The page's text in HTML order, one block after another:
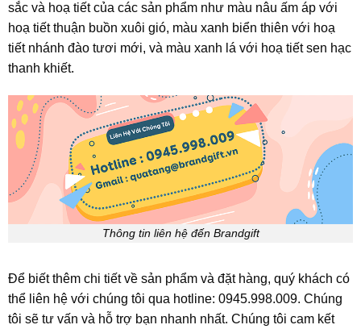
sắc và hoạ tiết của các sản phẩm như màu nâu ấm áp với
hoạ tiết thuận buồn xuôi gió, màu xanh biển thiên với hoạ
tiết nhánh đào tươi mới, và màu xanh lá với hoạ tiết sen hạc
thanh khiết.
Thông tin liên hệ đến Brandgift
Để biết thêm chi tiết về sản phẩm và đặt hàng, quý khách có
thể liên hệ với chúng tôi qua hotline: 0945.998.009. Chúng
tôi sẽ tư vấn và hỗ trợ bạn nhanh nhất. Chúng tôi cam kết